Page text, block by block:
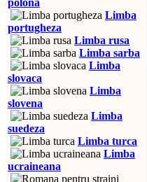
polona
Limba
portugheza
Limba rusa
Limba sarba
Limba
slovaca
Limba
slovena
Limba
suedeza
Limba turca
Limba
ucraineana